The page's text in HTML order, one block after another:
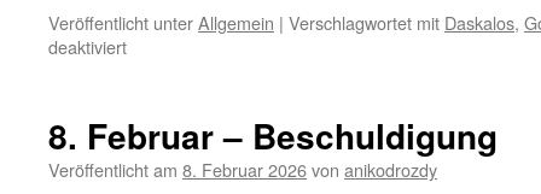
Veröffentlicht unterAllgemein | Verschlagwortet mit Daskalos,
deaktiviertfür
Das
göttliche
8. Februar – Beschuldigung
Veröffentlicht am 8. Februar 2026von anikodrozdy